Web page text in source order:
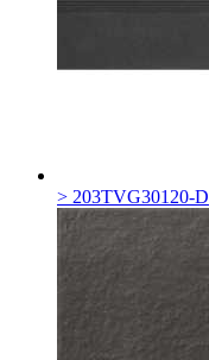
> 203TVG30120-D